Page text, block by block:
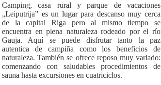
Camping, casa rural y parque de vacaciones
„Leiputrija” es un lugar para descanso muy cerca
de la capital Riga pero al mismo tiempo se
encuentra en plena naturaleza rodeado por el río
Gauja. Aquí se puede disfrutar tanto la paz
autentica de campiña como los beneficios de
naturaleza. También se ofrece reposo muy variado:
comenzando con saludables procedimientos de
sauna hasta excursiones en cuatriciclos.